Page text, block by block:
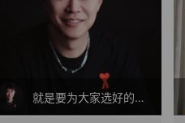
就是要为大家选好的产品！做好的价格，不随波逐流！加油！